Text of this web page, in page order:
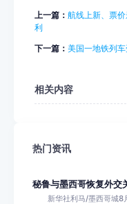
上一篇： 航线上新、票
利
下一篇： 美国一地铁列
相关内容
热门资讯
秘鲁与墨西哥恢复外交
新华社利马/墨西哥城8